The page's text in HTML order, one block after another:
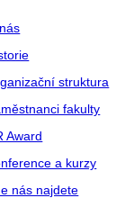
struktura
fakulty
Award
a kurzy
nás najdete